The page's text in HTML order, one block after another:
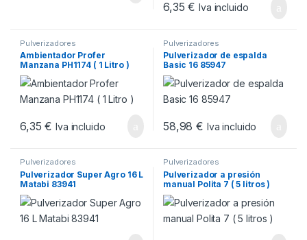
6,35€ Iva incluido
Pulverizadores
Ambientador Profer
Manzana PH1174 ( 1 Litro )
6,35€ Iva incluido
Pulverizadores
Pulverizador de espalda
Basic 16 85947
58,98€ Iva incluido
Pulverizadores
Pulverizador Super Agro 16 L
Matabi 83941
Pulverizadores
Pulverizador a presión
manual Polita 7 ( 5 litros )